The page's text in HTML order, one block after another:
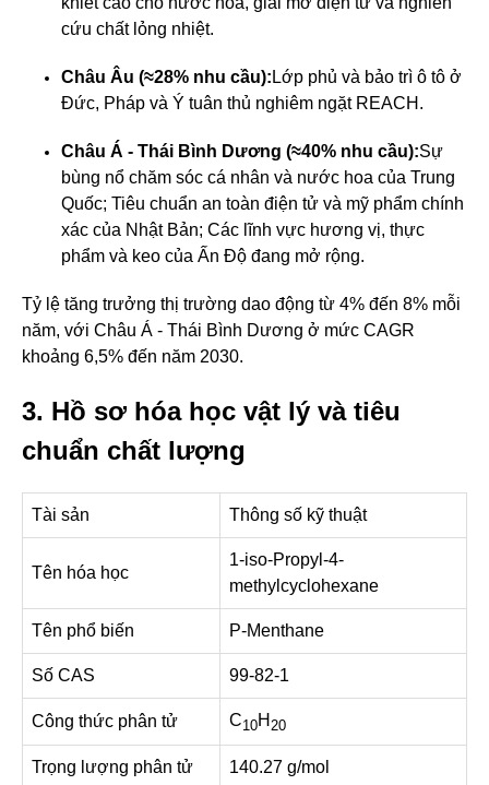
cứu chất lỏng nhiệt.
Châu Âu (≈28% nhu cầu): Lớp phủ và bảo trì ô tô ở
Đức, Pháp và Ý tuân thủ nghiêm ngặt REACH.
Châu Á - Thái Bình Dương (≈40% nhu cầu):Sự
bùng nổ chăm sóc cá nhân và nước hoa của Trung
Quốc; Tiêu chuẩn an toàn điện tử và mỹ phẩm chính
xác của Nhật Bản; Các lĩnh vực hương vị, thực
phẩm và keo của Ấn Độ đang mở rộng.
Tỷ lệ tăng trưởng thị trường dao động từ 4% đến 8% mỗi
năm, với Châu Á - Thái Bình Dương ở mức CAGR
khoảng 6,5% đến năm 2030.
3. Hồ sơ hóa học vật lý và tiêu
chuẩn chất lượng
Tài sản Thông số kỹ thuật
Tên hóa học
1-iso-Propyl-4-
methylcyclohexane
Tên phổ biến P-Menthane
Số CAS 99-82-1
Công thức phân tử C10H 20
Trọng lượng phân tử 140.27 g/mol